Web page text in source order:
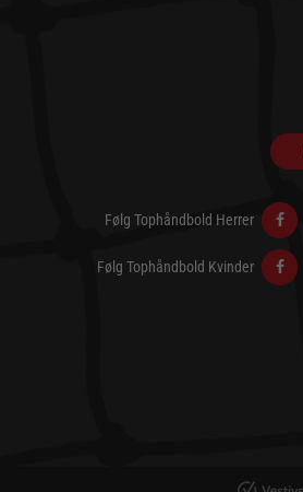
Følg Tophåndbold Herrer
Følg Tophåndbold Kvinder